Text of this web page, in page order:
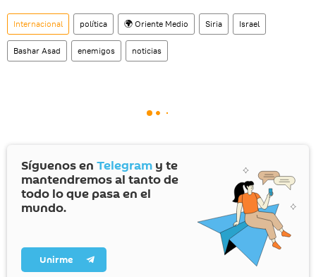
Internacional política 🌍 Oriente Medio Siria Israel
Bashar Asad enemigos noticias
Síguenos en Telegram y te
mantendremos al tanto de
todo lo que pasa en el
mundo.
Unirme